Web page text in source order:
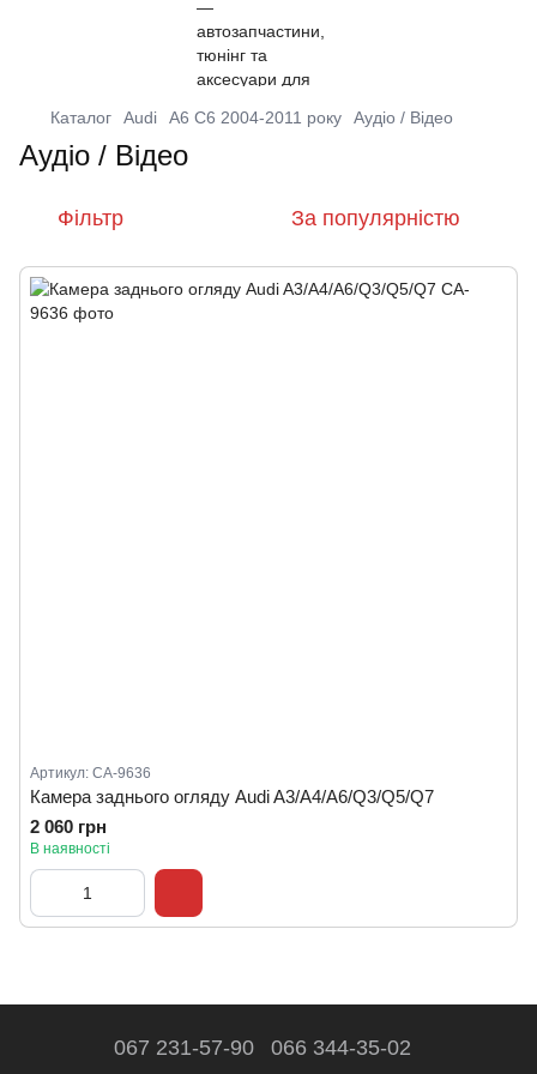
Каталог Audi A6 C6 2004-2011 року Аудіо / Відео
Аудіо / Відео
Фільтр За популярністю
Артикул: CA-9636
Камера заднього огляду Audi A3/A4/A6/Q3/Q5/Q7
2 060 грн
В наявності
067 231-57-90 066 344-35-02